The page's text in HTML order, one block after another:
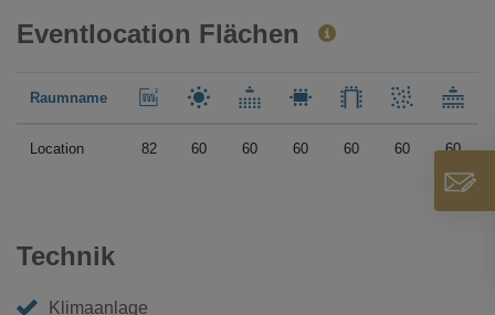
Eventlocation Flächen
Raumname
Location 82 60 60 60 60 60 60
Technik
Klimaanlage